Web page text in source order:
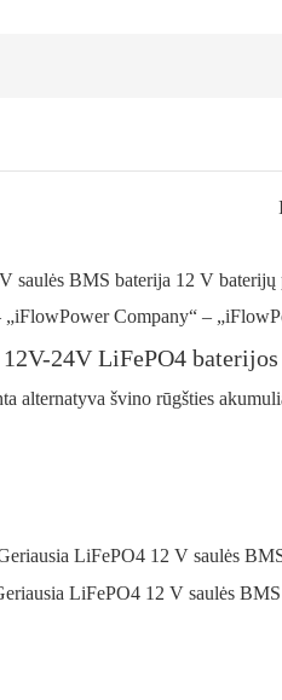
12V-24V LiFePO4 baterijos
alternatyva švino rūgšties